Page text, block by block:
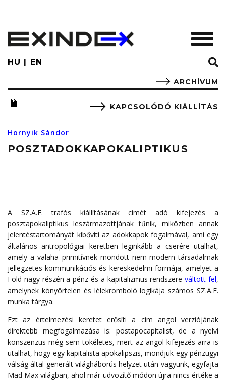
main
content
HU EN
ARCHÍVUM
KAPCSOLÓDÓ KIÁLLÍTÁS
Hornyik Sándor
POSZTADOKKAPOKALIPTIKUS
A SZ.A.F. trafós kiállításának címét adó kifejezés a
posztapokaliptikus leszármazottjának tűnik, miközben annak
jelentéstartományát kibővíti az adokkapok fogalmával, ami egy
általános antropológiai keretben leginkább a cserére utalhat,
amely a valaha primitívnek mondott nem-modern társadalmak
jellegzetes kommunikációs és kereskedelmi formája, amelyet a
Föld nagy részén a pénz és a kapitalizmus rendszereváltott fel,
amelynek könyörtelen és lélekromboló logikája számos SZ.A.F.
munka tárgya.
Ezt az értelmezési keretet erősíti a cím angol verziójának
direktebb megfogalmazása is: postapocapitalist, de a nyelvi
konszenzus még sem tökéletes, mert az angol kifejezés arra is
utalhat, hogy egy kapitalista apokalipszis, mondjuk egy pénzügyi
válság által generált világháborús helyzet után vagyunk, egyfajta
Mad Max világban, ahol már üdvözítő módon újra nincs értéke a